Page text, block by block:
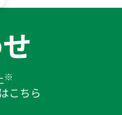
※
こちら